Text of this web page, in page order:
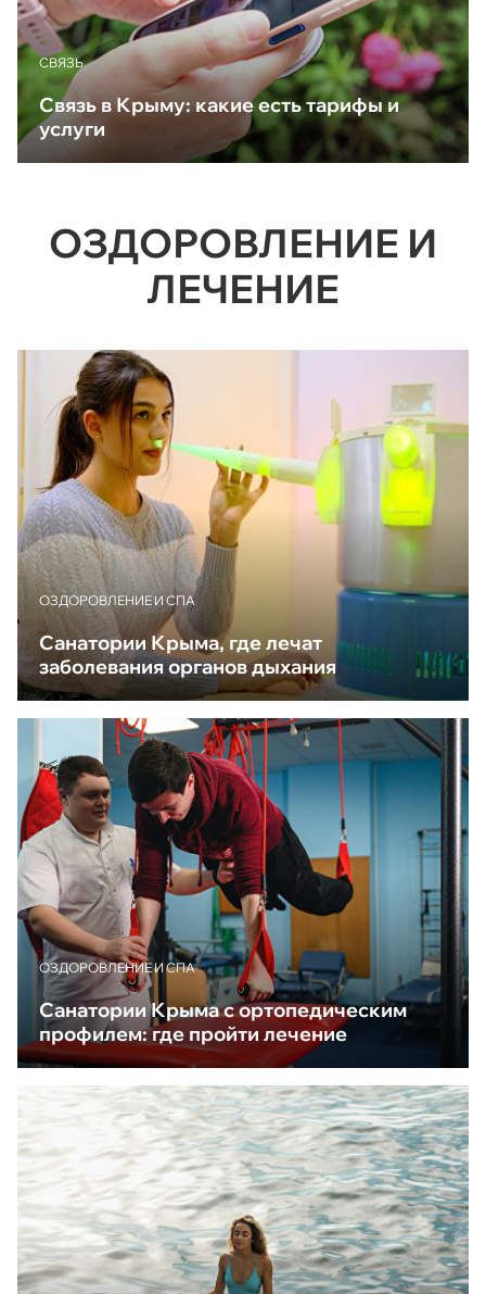
CВЯЗЬ
Связь в Крыму: какие есть тарифы и
услуги
ОЗДОРОВЛЕНИЕ И
ЛЕЧЕНИЕ
ОЗДОРОВЛЕНИЕ И СПА
Санатории Крыма, где лечат
заболевания органов дыхания
ОЗДОРОВЛЕНИЕ И СПА
Санатории Крыма с ортопедическим
профилем: где пройти лечение